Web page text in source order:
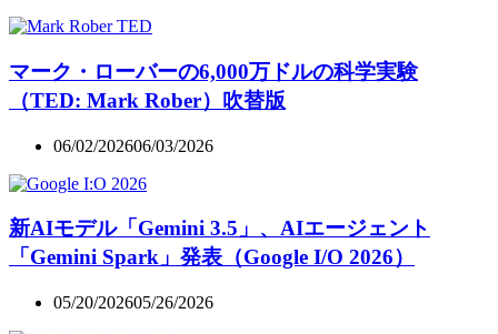
マーク・ローバーの6,000万ドルの科学実験
（TED: Mark Rober）吹替版
06/02/202606/03/2026
新AIモデル「Gemini 3.5」、AIエージェント
「Gemini Spark」発表（Google I/O 2026）
05/20/202605/26/2026